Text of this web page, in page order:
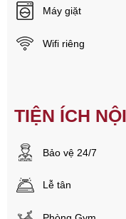
Máy giặt
Wifi riêng
TIỆN ÍCH
Bảo vệ 24/7
Lễ tân